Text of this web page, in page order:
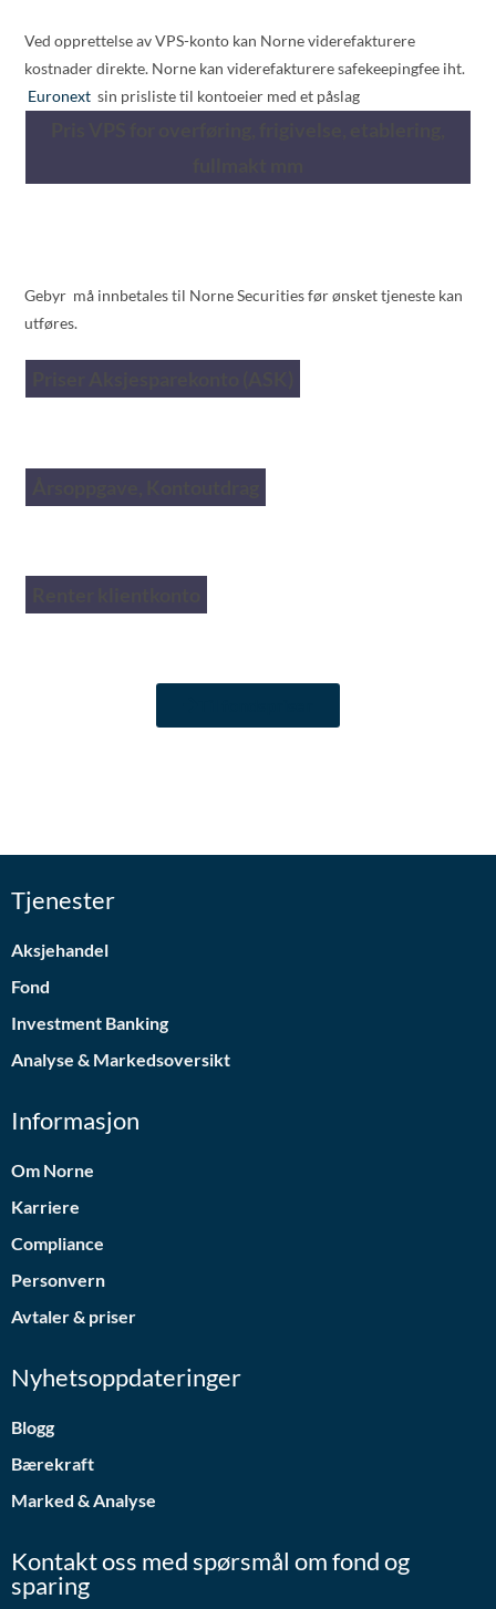
Ved opprettelse av VPS-konto kan Norne viderefakturere
kostnader direkte. Norne kan viderefakturere safekeepingfee iht.
Euronext sin prisliste til kontoeier med et påslag
Gebyr må innbetales til Norne Securities før ønsket tjeneste kan
utføres.
Tjenester
Aksjehandel
Fond
Investment Banking
Analyse & Markedsoversikt
Informasjon
Om Norne
Karriere
Compliance
Personvern
Avtaler & priser
Nyhetsoppdateringer
Blogg
Bærekraft
Marked & Analyse
Kontakt oss med spørsmål om fond og
sparing